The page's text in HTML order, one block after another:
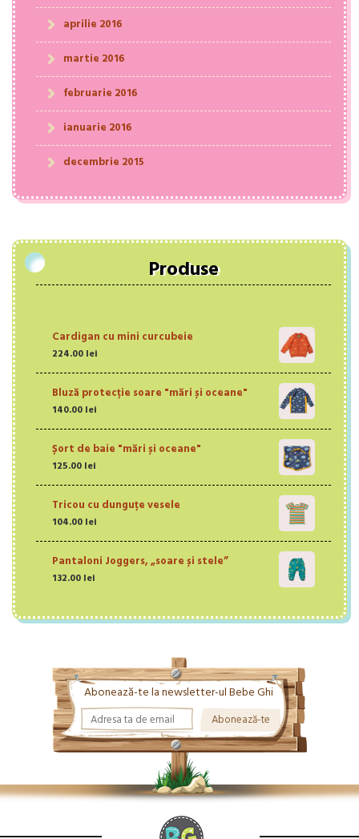
aprilie 2016
martie 2016
februarie 2016
ianuarie 2016
decembrie 2015
Produse
Cardigan cu mini curcubeie
224.00 lei
Bluză protecție soare "mări și oceane"
140.00 lei
Șort de baie "mări și oceane"
125.00 lei
Tricou cu dunguțe vesele
104.00 lei
Pantaloni Joggers, „soare și stele”
132.00 lei
Abonează-te la newsletter-ul Bebe Ghi